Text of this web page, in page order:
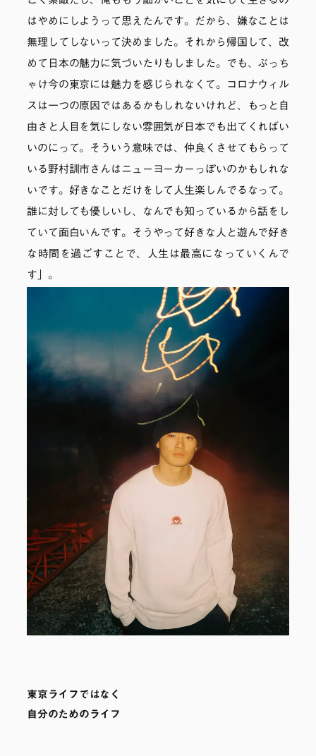
はやめにしようって思えたんです。だから、嫌なことは
無理してしないって決めました。それから帰国して、改
めて日本の魅力に気づいたりもしました。でも、ぶっち
ゃけ今の東京には魅力を感じられなくて。コロナウィル
スは一つの原因ではあるかもしれないけれど、もっと自
由さと人目を気にしない雰囲気が日本でも出てくればい
いのにって。そういう意味では、仲良くさせてもらって
いる野村訓市さんはニューヨーカーっぽいのかもしれな
いです。好きなことだけをして人生楽しんでるなって。
誰に対しても優しいし、なんでも知っているから話をし
ていて面白いんです。そうやって好きな人と遊んで好き
な時間を過ごすことで、人生は最高になっていくんで
す」。
東京ライフではなく
自分のためのライフ